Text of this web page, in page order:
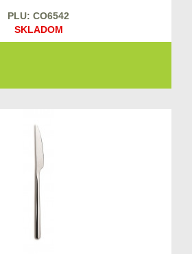
PLU: CO6542
SKLADOM